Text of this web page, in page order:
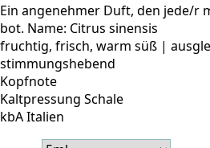
Ein angenehmer Duft, den jede/r
bot. Name: Citrus sinensis
fruchtig, frisch, warm süß |
stimmungshebend
Kopfnote
Kaltpressung Schale
kbA Italien